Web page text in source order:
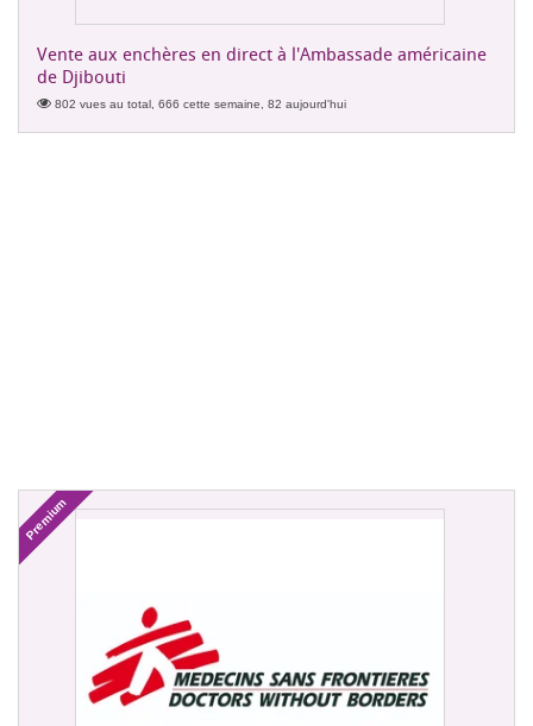
Vente aux enchères en direct à l'Ambassade américaine
de Djibouti
802 vues au total, 666 cette semaine, 82 aujourd'hui
Premium